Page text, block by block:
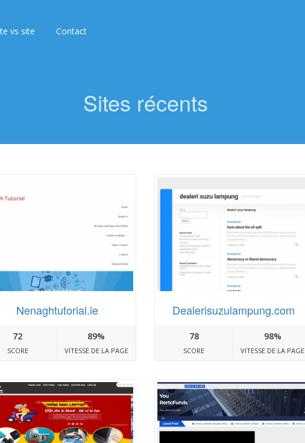
vs site Contact
Sites récents
Nenaghtutorial.ie
72
SCORE
89%
VITESSE DE LA PAGE
Dealerisuzulampung.com
78
SCORE
98%
VITESSE DE LA PAGE